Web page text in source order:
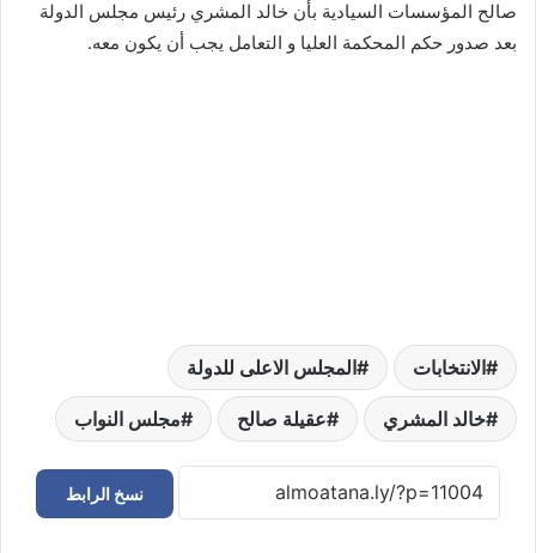
صالح المؤسسات السيادية بأن خالد المشري رئيس مجلس الدولة
بعد صدور حكم المحكمة العليا و التعامل يجب أن يكون معه.
الانتخابات المجلس الاعلى للدولة
خالد المشري عقيلة صالح مجلس النواب
نسخ الرابط